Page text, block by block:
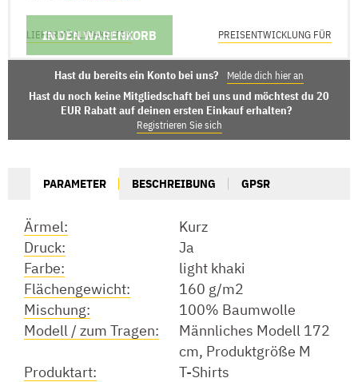
IN DEN WARENKORB
LIEFERMÖGLICHKEITEN PREISENTWICKLUNG FÜR
Hast du bereits ein Konto bei uns? Melde dich hier an
Hast du noch keine Mitgliedschaft bei uns und möchtest du 20
EUR Rabatt auf deinen ersten Einkauf erhalten?
Registrieren Sie sich
PARAMETER BESCHREIBUNG GPSR
Ärmel:
Kurz
Druck:
Ja
Farbe:
light khaki
Flächengewicht:
160 g/m2
Mischung:
100% Baumwolle
Modell / zum Tragen:
Männliches Modell 172
cm, Produktgröße M
Produktart:
T-Shirts